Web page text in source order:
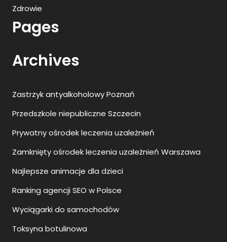
Zdrowie
Pages
Archives
Zastrzyk antyalkoholowy Poznań
Przedszkole niepubliczne Szczecin
Prywatny ośrodek leczenia uzależnień
Zamknięty ośrodek leczenia uzależnień Warszawa
Najlepsze animacje dla dzieci
Ranking agencji SEO w Polsce
Wyciągarki do samochodów
Toksyna botulinowa